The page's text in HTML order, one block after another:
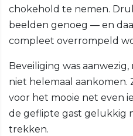
chokehold te nemen.
beelden genoeg — en
compleet overrompeld
Beveiliging was
niet helemaal aankomen.
voor het mooie net even
de geflipte gast gelukkig
trekken.